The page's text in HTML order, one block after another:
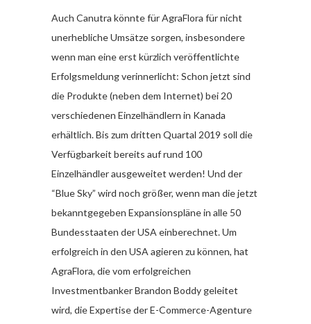
Auch Canutra könnte für AgraFlora für nicht
unerhebliche Umsätze sorgen, insbesondere
wenn man eine erst kürzlich veröffentlichte
Erfolgsmeldung verinnerlicht: Schon jetzt sind
die Produkte (neben dem Internet) bei 20
verschiedenen Einzelhändlern in Kanada
erhältlich. Bis zum dritten Quartal 2019 soll die
Verfügbarkeit bereits auf rund 100
Einzelhändler ausgeweitet werden! Und der
“Blue Sky” wird noch größer, wenn man die jetzt
bekanntgegeben Expansionspläne in alle 50
Bundesstaaten der USA einberechnet. Um
erfolgreich in den USA agieren zu können, hat
AgraFlora, die vom erfolgreichen
Investmentbanker Brandon Boddy geleitet
wird, die Expertise der E-Commerce-Agenture